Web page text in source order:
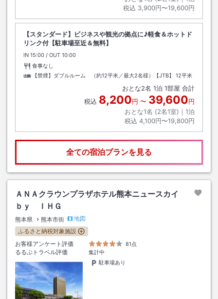
税込 3,900円〜19,600円
【スタンダード】ビジネスや観光の拠点に♪軽食＆ホットド
リンク付【駐車場至近＆無料】
IN チェックイン
15:00 / OUT チェックアウト
10:00
食事なし
【禁煙】ダブルルーム （約12平米／最大2名様）【JTB】
12平米
おとな2名 1泊 1部屋 合計
税込 8,200円 〜 39,600円
おとな1名 (2名1室)｜ 1泊
税込 4,100円〜19,800円
全ての宿泊プランを見る
ＡＮＡクラウンプラザホテル熊本ニュースカイ
ｂｙ ＩＨＧ
熊本県 熊本市街
地図
ふるさと納税対象施設
お客様アンケート評価
81点
るるぶトラベル評価
集計中
駐車場あり